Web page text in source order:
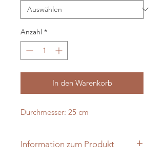
Anzahl *
In den Warenkorb
Durchmesser: 25 cm
Information zum Produkt